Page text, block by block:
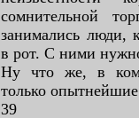
сомнительной
занимались люди,
в рот. С ними
Ну что же, в
только
39